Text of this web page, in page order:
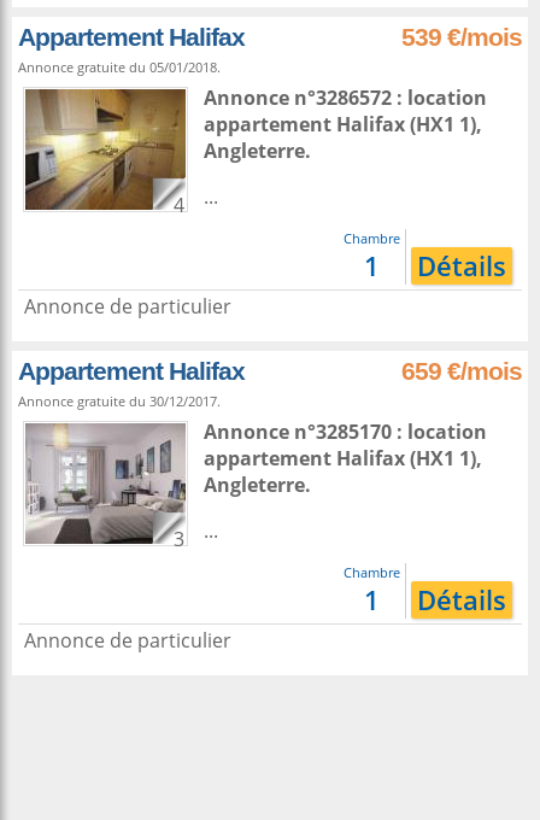
Appartement Halifax 539 €/mois
Annonce gratuite du 05/01/2018.
4
Annonce n°3286572 : location
appartement Halifax(HX1 1),
Angleterre.
...
Chambre
1 Détails
Annonce de particulier
Appartement Halifax 659 €/mois
Annonce gratuite du 30/12/2017.
3
Annonce n°3285170 : location
appartement Halifax(HX1 1),
Angleterre.
...
Chambre
1 Détails
Annonce de particulier